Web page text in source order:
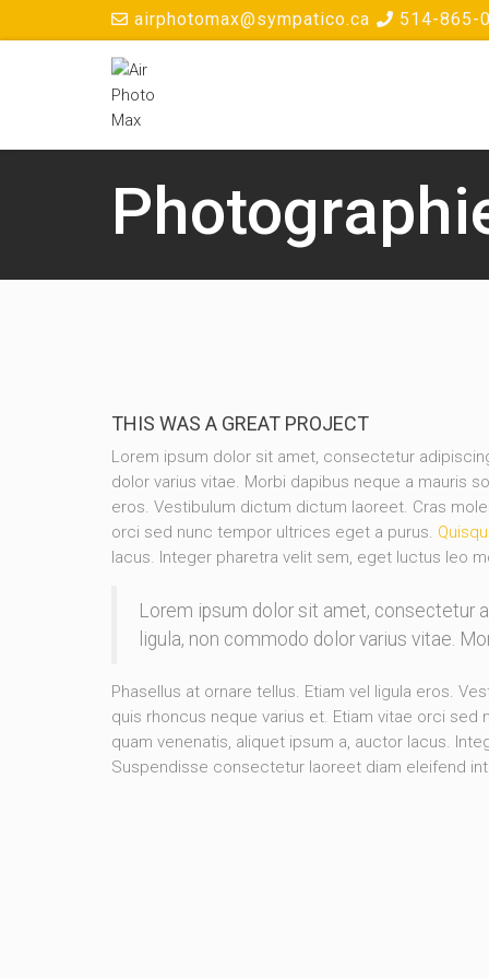
airphotomax@sympatico.ca 514-865-
THIS WAS A GREAT PROJECT
Lorem ipsum dolor sit amet, consectetur
dolor varius vitae. Morbi dapibus neque a mauris
eros. Vestibulum dictum dictum laoreet. Cras
orci sed nunc tempor ultrices eget a purus.
lacus. Integer pharetra velit sem, eget luctus leo
Lorem ipsum dolor sit amet, consectetur
ligula, non commodo dolor varius vitae.
Phasellus at ornare tellus. Etiam vel ligula eros.
quis rhoncus neque varius et. Etiam vitae orci
quam venenatis, aliquet ipsum a, auctor lacus.
Suspendisse consectetur laoreet diam eleifend